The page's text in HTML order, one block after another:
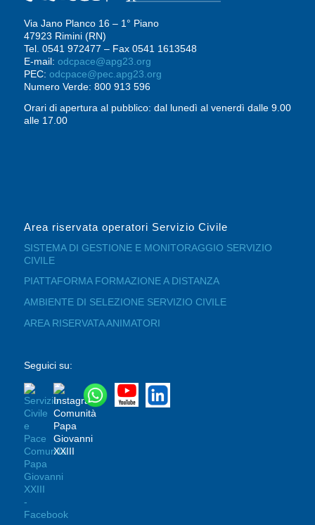
Via Jano Planco 16 – 1° Piano
47923 Rimini (RN)
Tel. 0541 972477 – Fax 0541 1613548
E-mail: odcpace@apg23.org
PEC: odcpace@pec.apg23.org
Numero Verde: 800 913 596
Orari di apertura al pubblico: dal lunedì al venerdì dalle 9.00
alle 17.00
Area riservata operatori Servizio Civile
SISTEMA DI GESTIONE E MONITORAGGIO SERVIZIO
CIVILE
PIATTAFORMA FORMAZIONE A DISTANZA
AMBIENTE DI SELEZIONE SERVIZIO CIVILE
AREA RISERVATA ANIMATORI
Seguici su: